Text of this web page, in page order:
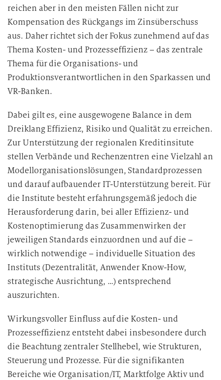
reichen aber in den meisten Fällen nicht zur
Kompensation des Rückgangs im Zinsüberschuss
aus. Daher richtet sich der Fokus zunehmend auf das
Thema Kosten- und Prozesseffizienz – das zentrale
Thema für die Organisations- und
Produktionsverantwortlichen in den Sparkassen und
VR-Banken.
Dabei gilt es, eine ausgewogene Balance in dem
Dreiklang Effizienz, Risiko und Qualität zu erreichen.
Zur Unterstützung der regionalen Kreditinsitute
stellen Verbände und Rechenzentren eine Vielzahl an
Modellorganisationslösungen, Standardprozessen
und darauf aufbauender IT-Unterstützung bereit. Für
die Institute besteht erfahrungsgemäß jedoch die
Herausforderung darin, bei aller Effizienz- und
Kostenoptimierung das Zusammenwirken der
jeweiligen Standards einzuordnen und auf die –
wirklich notwendige – individuelle Situation des
Instituts (Dezentralität, Anwender Know-How,
strategische Ausrichtung, …) entsprechend
auszurichten.
Wirkungsvoller Einfluss auf die Kosten- und
Prozesseffizienz entsteht dabei insbesondere durch
die Beachtung zentraler Stellhebel, wie Strukturen,
Steuerung und Prozesse. Für die signifikanten
Bereiche wie Organisation/IT, Marktfolge Aktiv und